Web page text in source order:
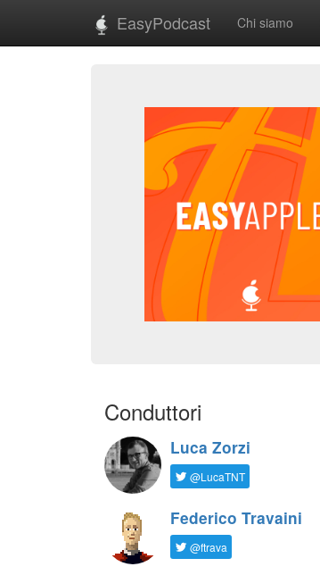
EasyPodcast Chi siamo
Conduttori
Luca Zorzi
@LucaTNT
Federico Travaini
@ftrava